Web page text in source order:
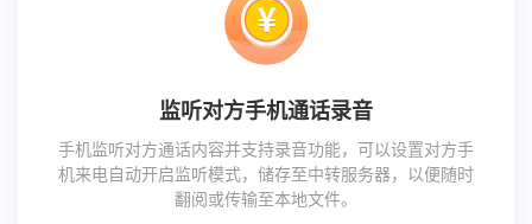
监听对方手机通话录音
手机监听对方通话内容并支持录音功能，可以设置对方手
机来电自动开启监听模式，储存至中转服务器，以便随时
翻阅或传输至本地文件。